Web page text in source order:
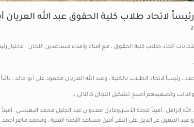
لاتحاد طلاب كلية الحقوق عبد الله العريان
اتحاد طلاب كلية الحقوق ، مع أمناء وأمناء مساعدين اللجان ، لاختيار
لاتحاد الطلاب بالكلية ، وعبد الله العريان محمود على أبو خالد ،
وتصعيدهم أصبح تشكيل اللجان كالتالى :ـ
الزامل ـ أميناً للجنة الأسر،وعادل معدوان عبد الجليل محمد البهنسى ـ
عبد المعين عز الدين على النقرـ أمين مساعد اللجنة الفنية ، ومحمد ماهر